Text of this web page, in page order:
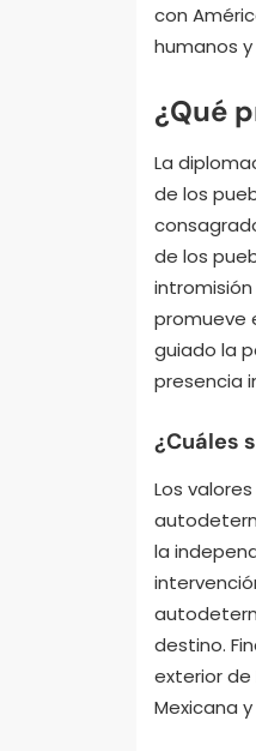
con
humanos
¿Qué
La
de los
de los
promueve
guiado la
presencia
¿Cuáles
Los
la
destino.
exterior de
Mexicana